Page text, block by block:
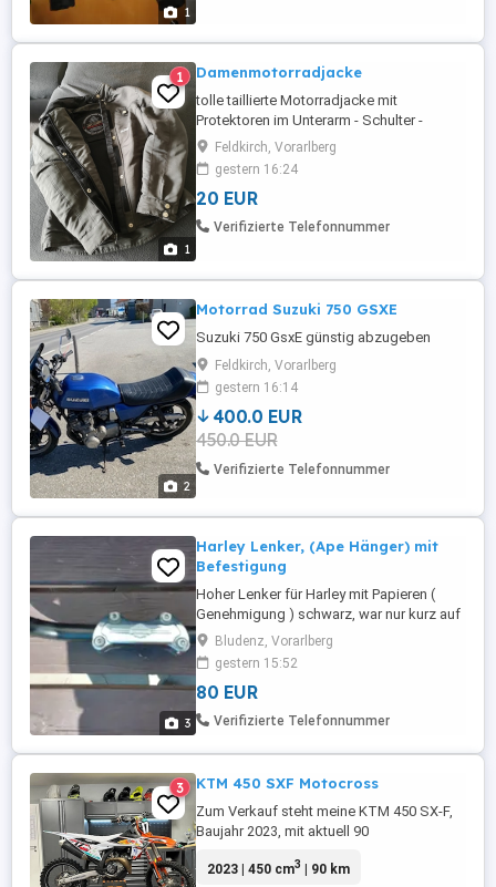
1
1
1 Damenmotorradjacke
tolle taillierte Motorradjacke mit
Protektoren im Unterarm - Schulter -
Rückenbereich, grau, 42 14L - wenig
getragen
Feldkirch, Vorarlberg
gestern 16:24
20 EUR
Verifizierte Telefonnummer
2
Motorrad Suzuki 750 GSXE
Suzuki 750 GsxE günstig abzugeben
Feldkirch, Vorarlberg
gestern 16:14
400.0 EUR
450.0 EUR
Verifizierte Telefonnummer
3
Harley Lenker, (Ape Hänger) mit
Befestigung
Hoher Lenker für Harley mit Papieren (
Genehmigung ) schwarz, war nur kurz auf
einer fat boy BJ. 2013
Bludenz, Vorarlberg
gestern 15:52
80 EUR
Verifizierte Telefonnummer
3 KTM 450 SXF Motocross
Zum Verkauf steht meine KTM 450 SX-F,
Baujahr 2023, mit aktuell 90
können sich noch leicht ändern, da das
2023 | 450 cm3 | 90 km